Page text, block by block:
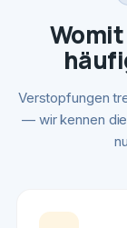
Verstopfungen
— wir kennen